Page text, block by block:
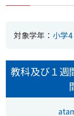
対象学年： 小学
教科及び１週